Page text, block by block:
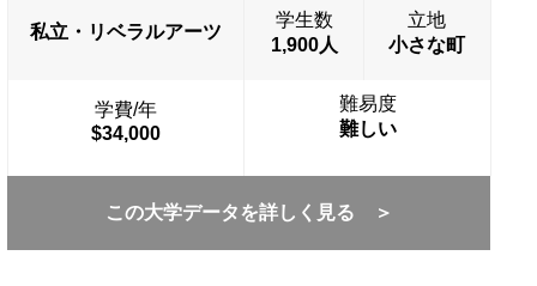
私立・リベラルアーツ
学生数
1,900人
立地
小さな町
学費/年
$34,000
難易度
難しい
この大学データを詳しく見る ＞